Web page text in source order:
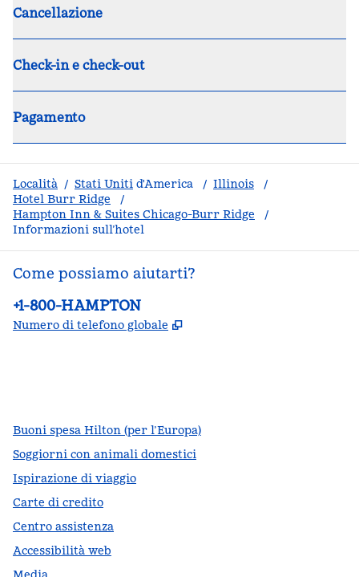
Cancellazione
Check-in e check-out
Pagamento
Località / Stati Uniti d'America / Illinois
/
Hotel Burr Ridge
/
Hampton Inn & Suites Chicago-Burr Ridge
/
Informazioni sull’hotel
Come possiamo aiutarti?
Telefono:
+1-800-HAMPTON
Numero di telefono globale ,
Buoni spesa Hilton (per l’Europa)
Soggiorni con animali domestici
Ispirazione di viaggio
Carte di credito
Centro assistenza
Accessibilità web